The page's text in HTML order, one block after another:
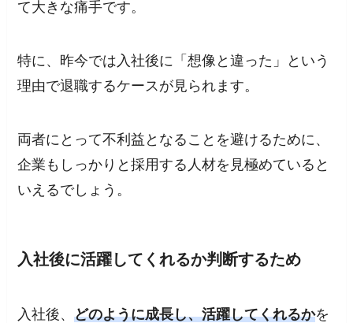
て大きな痛手です。
特に、昨今では入社後に「想像と違った」という
理由で退職するケースが見られます。
両者にとって不利益となることを避けるために、
企業もしっかりと採用する人材を見極めていると
いえるでしょう。
入社後に活躍してくれるか判断するため
入社後、どのように成長し、活躍してくれるかを